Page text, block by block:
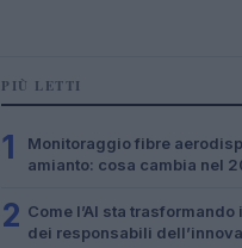
PIÙ LETTI
1
Monitoraggio fibre
amianto: cosa cambia nel
2 Come l’AI sta
dei responsabili